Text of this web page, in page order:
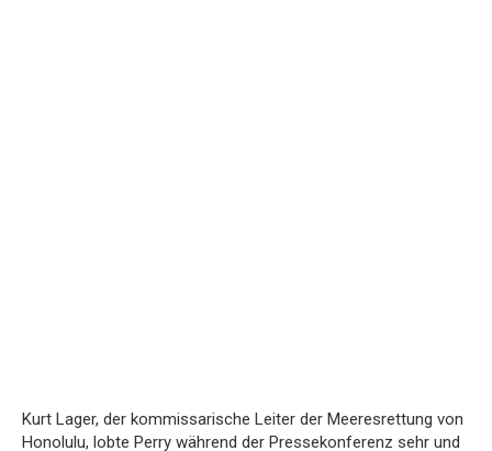
Kurt Lager, der kommissarische Leiter der Meeresrettung von
Honolulu, lobte Perry während der Pressekonferenz sehr und